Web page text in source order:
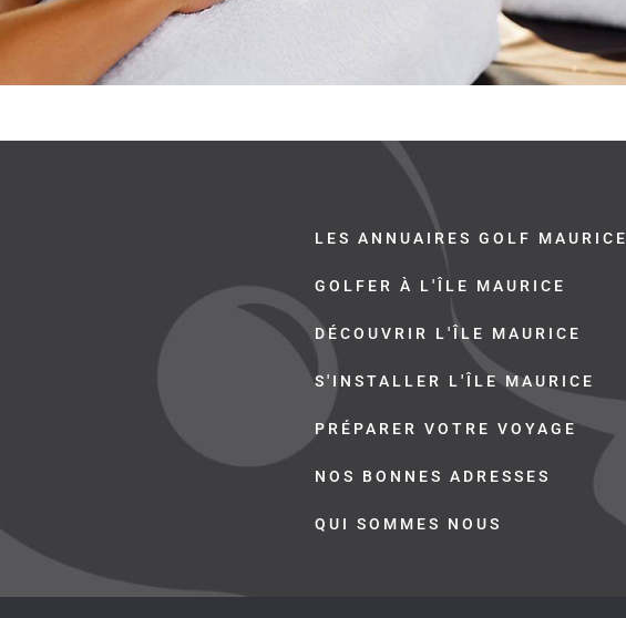
LES ANNUAIRES GOLF MAURICE
GOLFER À L'ÎLE MAURICE
DÉCOUVRIR L'ÎLE MAURICE
S'INSTALLER L'ÎLE MAURICE
PRÉPARER VOTRE VOYAGE
NOS BONNES ADRESSES
QUI SOMMES NOUS